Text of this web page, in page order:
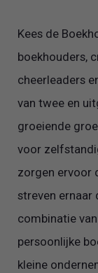
Kees de
boekhouders,
cheerleaders
van twee en
groeiende
voor
zorgen ervoor
streven ernaar
combinatie
persoonlijke
kleine